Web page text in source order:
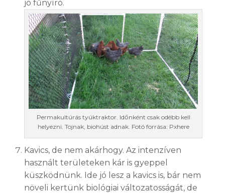
jó fűnyíró.
Permakultúrás tyúktraktor. Időnként csak odébb kell
helyezni. Tojnak, biohúst adnak. Fotó forrása: Pxhere
Kavics, de nem akárhogy. Az intenzíven
használt területeken kár is gyeppel
küszködnünk. Ide jó lesz a kavics is, bár nem
növeli kertünk biológiai változatosságát, de